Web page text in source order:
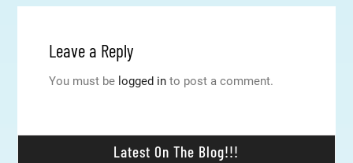
Leave a Reply
You must be logged into post a comment.
Latest On The Blog!!!